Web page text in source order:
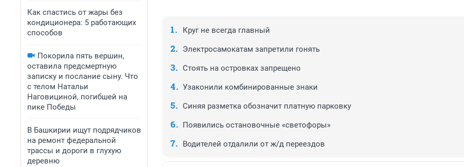
Как спастись от жары без
кондиционера: 5 работающих
способов
Покорила пять вершин,
оставила предсмертную
записку и послание сыну. Что
с телом Натальи
Наговициной, погибшей на
пике Победы
В Башкирии ищут подрядчиков
на ремонт федеральной
трассы и дороги в глухую
деревню
Круг не всегда главный
Электросамокатам запретили гонять
Стоять на островках запрещено
Узаконили комбинированные знаки
Синяя разметка обозначит платную парковку
Появились остановочные «светофоры»
Водителей отдалили от ж/д переездов